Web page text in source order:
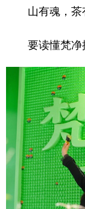
山有魂，茶
要读懂梵净